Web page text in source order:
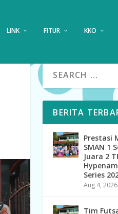
LINK FITUR KKO
BERITA
Prestasi
SMAN 1
Juara 2
Series
Aug 4, 2026
Tim